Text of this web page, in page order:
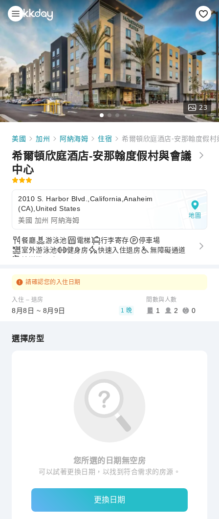
23
美國 加州 阿納海姆 住宿 希爾頓欣庭酒店-安那翰度假村
希爾頓欣庭酒店-安那翰度假村與會議
中心
2010 S. Harbor Blvd.,California,Anaheim
(CA),United States
美國 加州 阿納海姆
地圖
餐廳 游泳池 電梯 行李寄存
停車場
室外游泳池
健身房 快速入住退房
無障礙通道
請確認您的入住日期
入住 – 退房
8月8日 ~ 8月9日 1 晚
間數與人數
1 2 0
選擇房型
您所選的日期無空房
可以試著更換日期，以找到符合需求的房源。
更換日期